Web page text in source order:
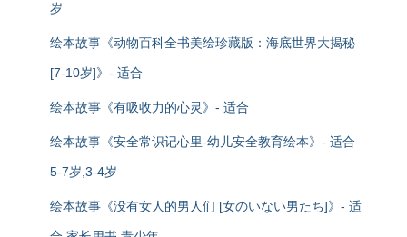
岁
绘本故事《动物百科全书美绘珍藏版：海底世界大揭秘
[7-10岁]》- 适合
绘本故事《有吸收力的心灵》- 适合
绘本故事《安全常识记心里-幼儿安全教育绘本》- 适合
5-7岁,3-4岁
绘本故事《没有女人的男人们 [女のいない男たち]》- 适